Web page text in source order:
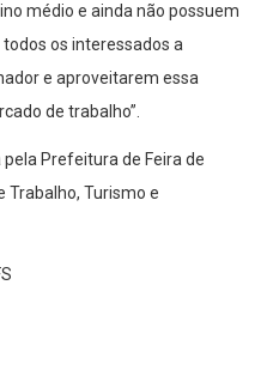
médio e ainda não possuem
os interessados a
e aproveitarem essa
de trabalho”.
Prefeitura de Feira de
Trabalho, Turismo e